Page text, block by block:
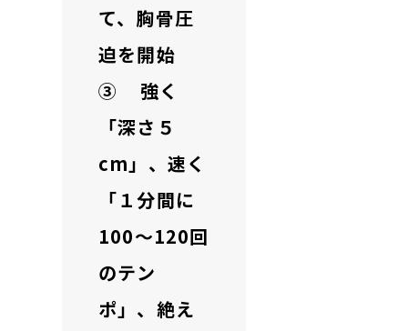
て、胸骨圧
迫を開始
③ 強く
「深さ５
cm」、速く
「１分間に
100～120回
のテン
ポ」、絶え